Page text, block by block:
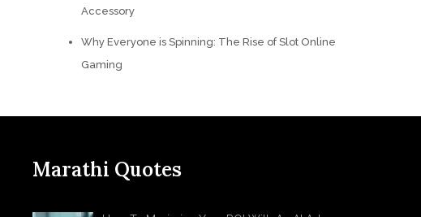
Accessory
Why Everyone is Spinning: The Rise of Slot Online
Gaming
Marathi Quotes